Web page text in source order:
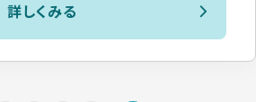
詳しくみる